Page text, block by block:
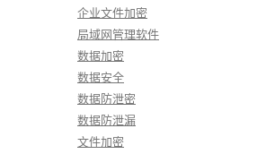
企业文件加密
局域网管理软件
数据加密
数据安全
数据防泄密
数据防泄漏
文件加密